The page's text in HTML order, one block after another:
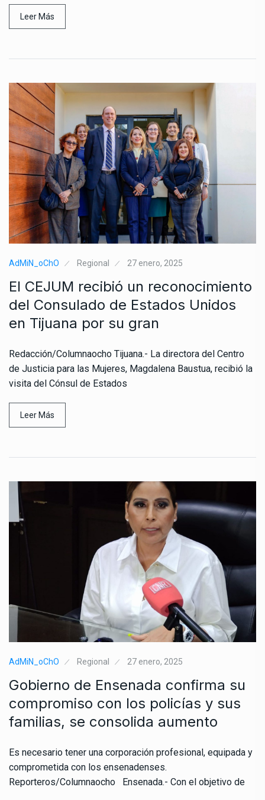
Leer Más
AdMiN_oChO Regional 27 enero, 2025
El CEJUM recibió un reconocimiento
del Consulado de Estados Unidos
en Tijuana por su gran
Redacción/Columnaocho Tijuana.- La directora del Centro
de Justicia para las Mujeres, Magdalena Baustua, recibió la
visita del Cónsul de Estados
Leer Más
AdMiN_oChO Regional 27 enero, 2025
Gobierno de Ensenada confirma su
compromiso con los policías y sus
familias, se consolida aumento
Es necesario tener una corporación profesional, equipada y
comprometida con los ensenadenses.
Reporteros/Columnaocho Ensenada.- Con el objetivo de